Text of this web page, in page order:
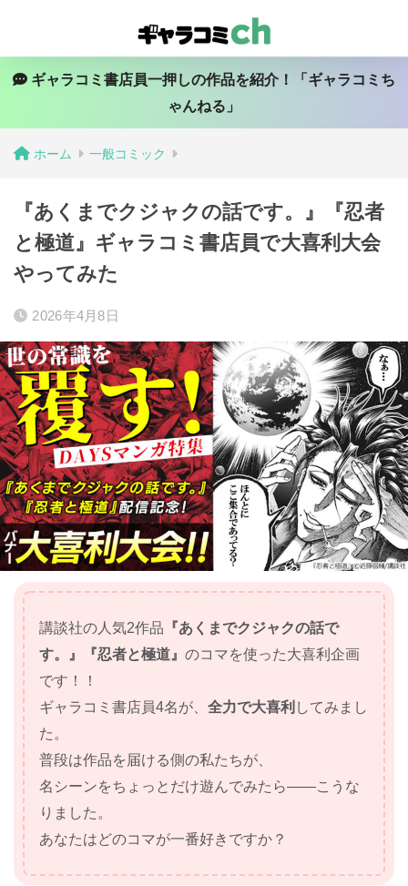
ギャラコミ書店員一押しの作品を紹介！「ギャラコミち
ゃんねる」
ホーム 一般コミック
『あくまでクジャクの話です。』『忍者
と極道』ギャラコミ書店員で大喜利大会
やってみた
2026年4月8日
講談社の人気2作品 『あくまでクジャクの話で
す。』『忍者と極道』 のコマを使った大喜利企画
です！！
ギャラコミ書店員4名が、 全力で大喜利 してみまし
た。
普段は作品を届ける側の私たちが、
名シーンをちょっとだけ遊んでみたら——こうな
りました。
あなたはどのコマが一番好きですか？